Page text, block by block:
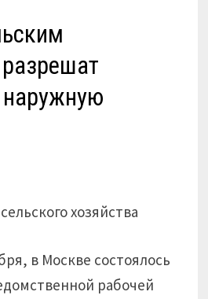
в Москве состоялось
рабочей